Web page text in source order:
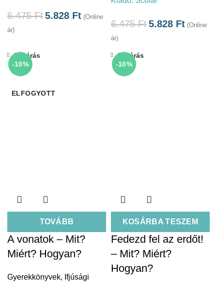
6.475Ft5.828 Ft (Online
ár)
6.475Ft5.828 Ft (Online
ár)
-10%
ELFOGYOTT
TOVÁBB
Bezárás
A vonatok – Mit?
Miért? Hogyan?
Gyerekkönyvek, Ifjúsági
-10%
KOSÁRBA TESZEM
Bezárás
Fedezd fel az erdőt!
– Mit? Miért?
Hogyan?